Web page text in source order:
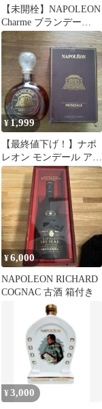
【未開栓】NAPOLEON
Charme ブランデー
700ml 40度
¥1,999
【最終値下げ！】ナポ
レオン モンデール アル
マニャック
¥6,000
NAPOLEON RICHARD
COGNAC 古酒 箱付き
¥3,000